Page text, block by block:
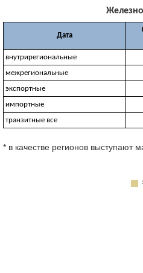
Дата
внутрирегиональные
межрегиональные
экспортные
импортные
транзитные все
* в качестве регионов выступают